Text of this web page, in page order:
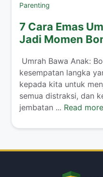
Parenting
7 Cara Emas
Jadi Momen
Umrah Bawa Anak:
kesempatan langka
kepada kita untuk
semua distraksi, dan
jembatan ... Read more